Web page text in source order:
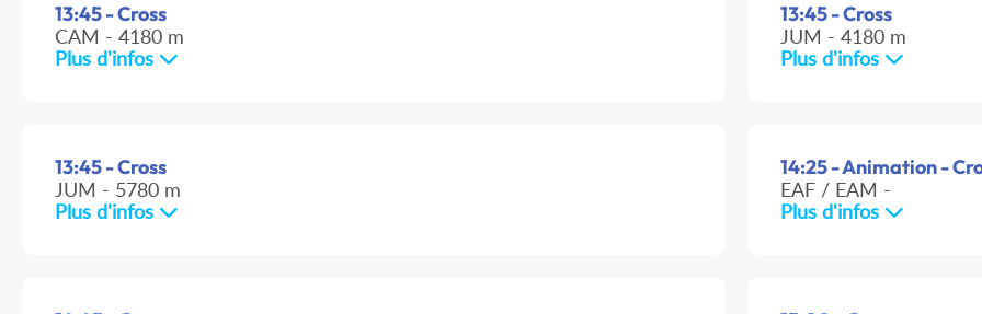
13:45 - Cross
CAM - 4180 m
Plus d'infos
13:45 - Cross
JUM - 4180 m
Plus d'infos
13:45 - Cross
JUM - 5780 m
Plus d'infos
14:25 - Animation -
EAF / EAM -
Plus d'infos